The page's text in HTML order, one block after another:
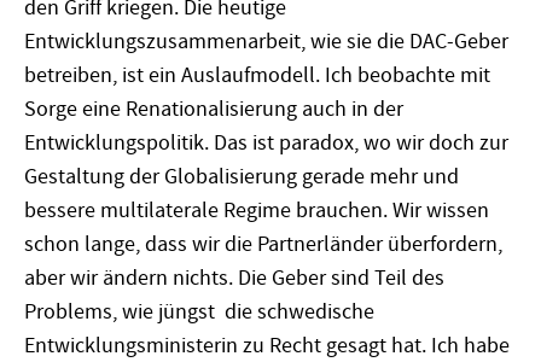
den Griff kriegen. Die heutige
Entwicklungszusammenarbeit, wie sie die DAC-Geber
betreiben, ist ein Auslaufmodell. Ich beobachte mit
Sorge eine Renationalisierung auch in der
Entwicklungspolitik. Das ist paradox, wo wir doch zur
Gestaltung der Globalisierung gerade mehr und
bessere multilaterale Regime brauchen. Wir wissen
schon lange, dass wir die Partnerländer überfordern,
aber wir ändern nichts. Die Geber sind Teil des
Problems, wie jüngst die schwedische
Entwicklungsministerin zu Recht gesagt hat. Ich habe